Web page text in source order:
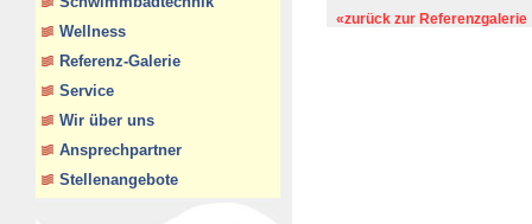
Wellness
Referenz-Galerie
Service
Wir über uns
Ansprechpartner
Stellenangebote
«zurück zur Referenzgalerie